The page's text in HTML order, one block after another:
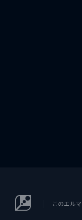
このエル